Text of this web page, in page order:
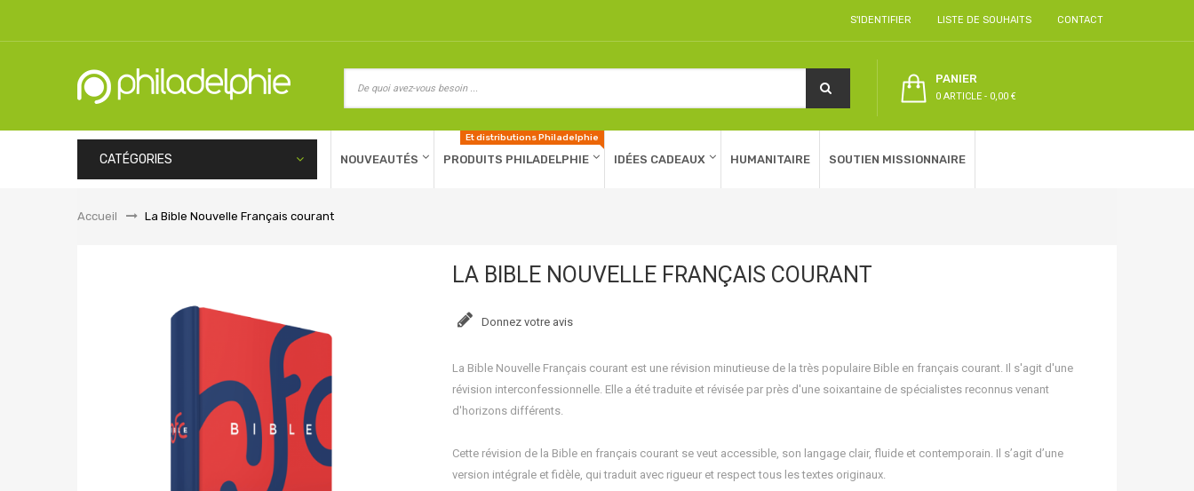
S'IDENTIFIER LISTE DE SOUHAITS CONTACT
PANIER
0 ARTICLE - 0,00 €
CATÉGORIES NOUVEAUTÉS PRODUITS PHILADELPHIE
Et distributions Philadelphie
IDÉES CADEAUX HUMANITAIRE SOUTIEN MISSIONNAIRE
Accueil &gt;La Bible Nouvelle Français courant
LA BIBLE NOUVELLE FRANÇAIS COURANT
Donnez votre avis
La Bible Nouvelle Français courant est une révision minutieuse de la très populaire Bible en français courant. Il s'agit d'une
révision interconfessionnelle. Elle a été traduite et révisée par près d'une soixantaine de spécialistes reconnus venant
d'horizons différents.
Cette révision de la Bible en français courant se veut accessible, son langage clair, fluide et contemporain. Il s’agit d’une
version intégrale et fidèle, qui traduit avec rigueur et respect tous les textes originaux.